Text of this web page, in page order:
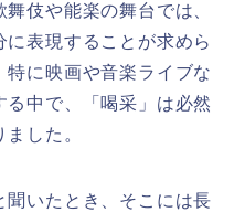
伎や能楽の舞台では、
表現することが求めら
に映画や音楽ライブな
る中で、「喝采」は必然
した。
いたとき、そこには長